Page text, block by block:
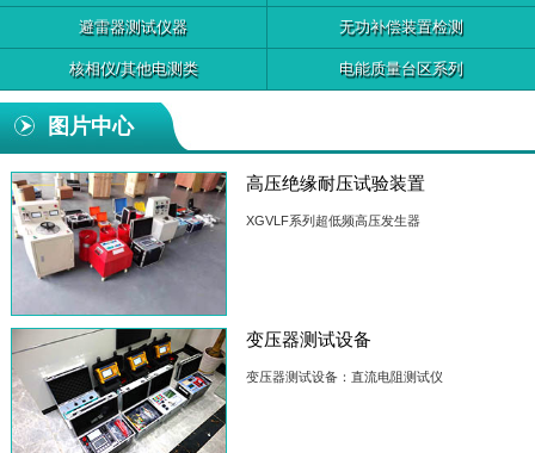
避雷器测试仪器 无功补偿装置检测
核相仪/其他电测类 电能质量台区系列
图片中心
高压绝缘耐压试验装置
XGVLF系列超低频高压发生器
变压器测试设备
变压器测试设备：直流电阻测试仪